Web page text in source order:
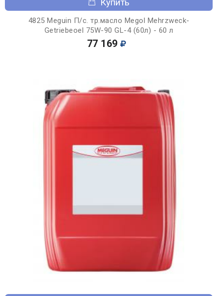
4825 Meguin П/с. тр.масло Megol Mehrzweck-
Getriebeoel 75W-90 GL-4 (60л) - 60 л
77 169